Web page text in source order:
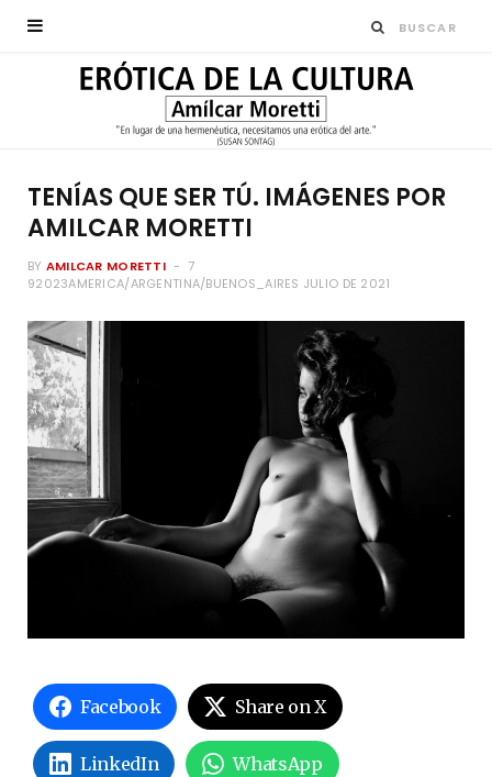
TENÍAS QUE SER TÚ. IMÁGENES POR
AMILCAR MORETTI
BY AMILCAR MORETTI
7
92023AMERICA/ARGENTINA/BUENOS_AIRES JULIO DE 2021
Facebook Share on X
LinkedIn WhatsApp